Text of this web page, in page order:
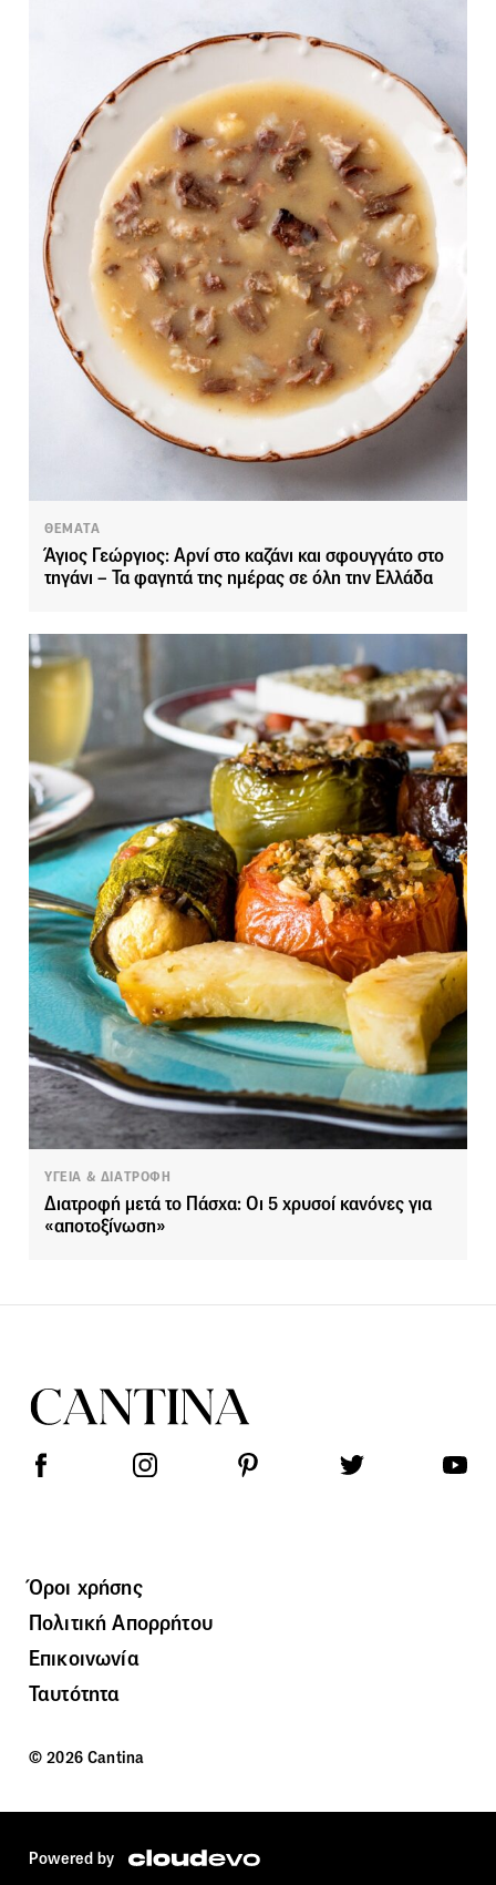
ΘΕΜΑΤΑ
Άγιος Γεώργιος: Αρνί στο καζάνι και σφουγγάτο στο
τηγάνι – Τα φαγητά της ημέρας σε όλη την Ελλάδα
ΥΓΕΙΑ & ΔΙΑΤΡΟΦΗ
Διατροφή μετά το Πάσχα: Οι 5 χρυσοί κανόνες για
«αποτοξίνωση»
Όροι χρήσης
Πολιτική Απορρήτου
Επικοινωνία
Ταυτότητα
© 2026 Cantina
Powered by